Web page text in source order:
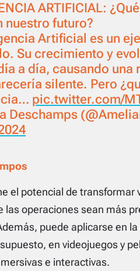
ARTIFICIAL:
nuestro futuro?
Artificial es un
Su crecimiento y
a día, causando una
silente. Pero
pic.twitter.com/
Deschamps
el potencial de transformar
las operaciones sean más
puede aplicarse en
en videojuegos y
e interactivas.